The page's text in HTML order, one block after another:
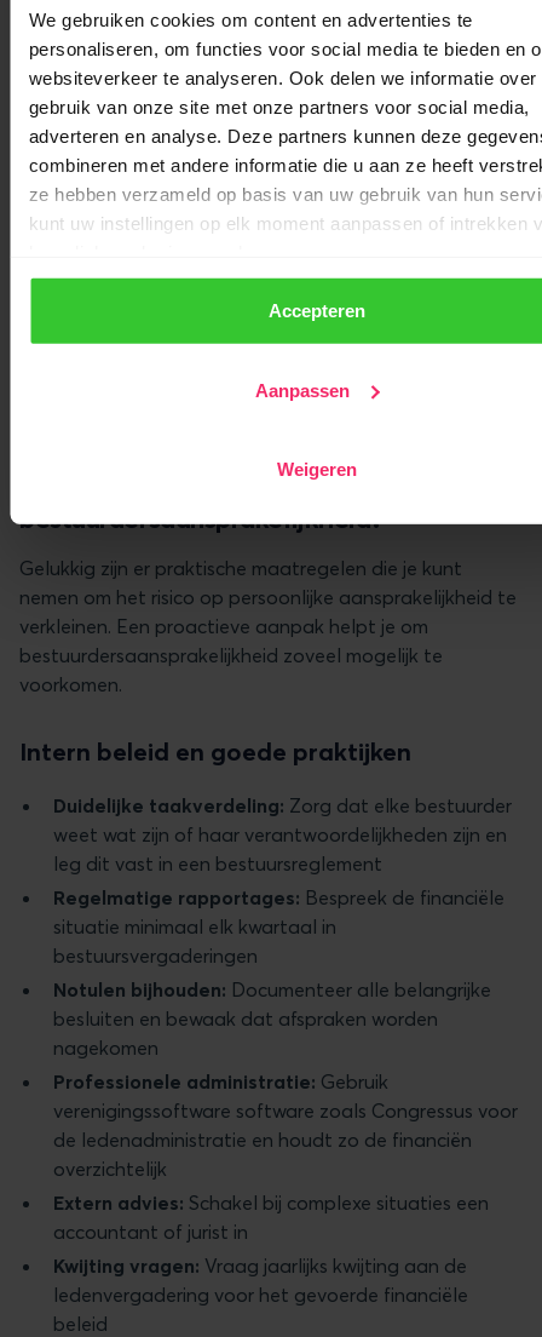
We gebruiken cookies om content en advertenties te
personaliseren, om functies voor social media te bieden en
websiteverkeer te analyseren. Ook delen we informatie over
gebruik van onze site met onze partners voor social media,
adverteren en analyse. Deze partners kunnen deze
combineren met andere informatie die u aan ze heeft
ze hebben verzameld op basis van uw gebruik van hun
kunt uw instellingen op elk moment aanpassen of intrekken
22 derdendie uw gegevens kunnen
ontvangen en verwerken.
Accepteren
Aanpassen
Weigeren
worden gesteld bij onbehoorlijk bestuur
Bij een vereniging zonder rechtspersoonlijkheid:
Zijn leden hoofdelijk aansprakelijk voor schulden
Lopen bestuurders een groter persoonlijk risico
Praktijkvoorbeeld:Een VvE heeft volledige
rechtsbevoegdheid. Als de VvE een aannemer niet kan
bestuur aantoonbaar nalatig is geweest in het beheer
Hoe voorkom en verzeker je je voor
bestuurdersaansprakelijkheid?
Gelukkig zijn er praktische maatregelen die je kunt
nemen om het risico op persoonlijke aansprakelijkheid te
verkleinen. Een proactieve aanpak helpt je om
bestuurdersaansprakelijkheid zoveel mogelijk te
voorkomen.
Intern beleid en goede praktijken
Duidelijke taakverdeling: Zorg dat elke bestuurder
weet wat zijn of haar verantwoordelijkheden zijn en
leg dit vast in een bestuursreglement
Regelmatige rapportages: Bespreek de financiële
situatie minimaal elk kwartaal in
bestuursvergaderingen
Notulen bijhouden: Documenteer alle belangrijke
besluiten en bewaak dat afspraken worden
nagekomen
Professionele administratie: Gebruik
verenigingssoftware software zoals Congressus voor
de ledenadministratie en houdt zo de financiën
overzichtelijk
Extern advies: Schakel bij complexe situaties een
accountant of jurist in
Kwijting vragen: Vraag jaarlijks kwijting aan de
ledenvergadering voor het gevoerde financiële
beleid